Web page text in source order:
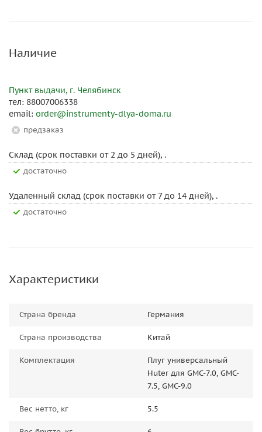
Наличие
Пункт выдачи, г. Челябинск
тел: 88007006338
email: order@instrumenty-dlya-doma.ru
Предзаказ
Склад (срок поставки от 2 до 5 дней), .
Достаточно
Удаленный склад (срок поставки от 7 до 14 дней), .
Достаточно
Характеристики
Страна бренда Германия
Страна производства Китай
Комплектация
Плуг универсальный
Huter для GMC-7.0, GMC-
7.5, GMC-9.0
Вес нетто, кг 5.5